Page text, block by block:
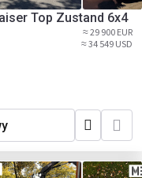
Top Zustand 6x4
≈ 29 900 EUR
≈ 34 549 USD